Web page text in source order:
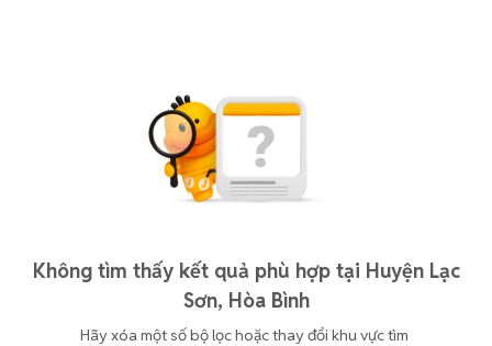
Không tìm thấy kết quả phù hợp tại Huyện Lạc
Sơn, Hòa Bình
Hãy xóa một số bộ lọc hoặc thay đổi khu vực tìm